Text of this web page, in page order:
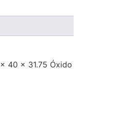
40 x 31.75 Óxido